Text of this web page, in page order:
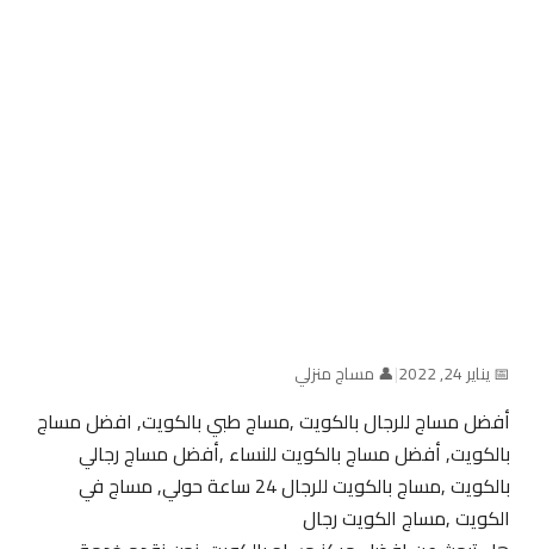
📅 يناير 24, 2022 |👤 مساج منزلي
أفضل مساج للرجال بالكويت ,مساج طبي بالكويت, افضل مساج
بالكويت, أفضل مساج بالكويت للنساء ,أفضل مساج رجالي
بالكويت ,مساج بالكويت للرجال 24 ساعة حولي, مساج في
الكويت ,مساج الكويت رجال